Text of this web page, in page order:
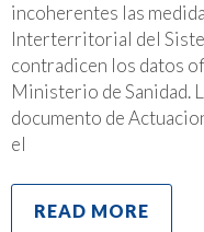
incoherentes las
Interterritorial del
contradicen los datos
Ministerio de Sanidad.
documento de
el
READ MORE